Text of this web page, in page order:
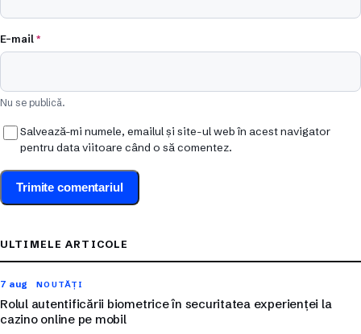
E-mail*
Nu se publică.
Salvează-mi numele, emailul și site-ul web în acest navigator
pentru data viitoare când o să comentez.
ULTIMELE ARTICOLE
7 aug NOUTĂȚI
Rolul autentificării biometrice în securitatea experienței la
cazino online pe mobil